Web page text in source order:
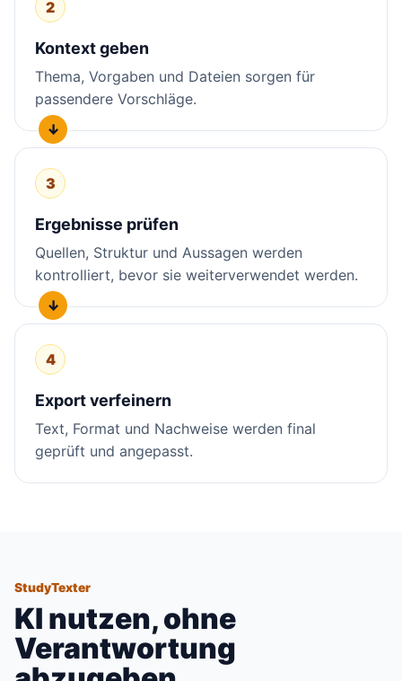
2
Kontext geben
Thema, Vorgaben und Dateien sorgen für
passendere Vorschläge.
3
Ergebnisse prüfen
Quellen, Struktur und Aussagen werden
kontrolliert, bevor sie weiterverwendet werden.
4
Export verfeinern
Text, Format und Nachweise werden final
geprüft und angepasst.
StudyTexter
KI nutzen, ohne
Verantwortung